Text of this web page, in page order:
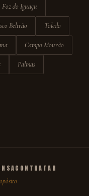
Foz do Iguaçu
Beltrão Toledo
Campo Mourão
Palmas
CONTRATAR